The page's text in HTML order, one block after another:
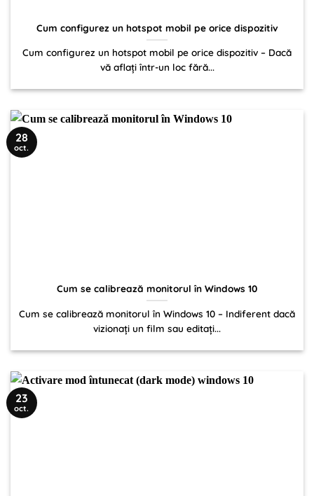
Cum configurez un hotspot mobil pe orice dispozitiv
Cum configurez un hotspot mobil pe orice dispozitiv – Dacă
vă aflați într-un loc fără...
Cum se calibrează monitorul în Windows 10
Cum se calibrează monitorul în Windows 10 – Indiferent dacă
vizionați un film sau editați...
28
oct.
23
oct.